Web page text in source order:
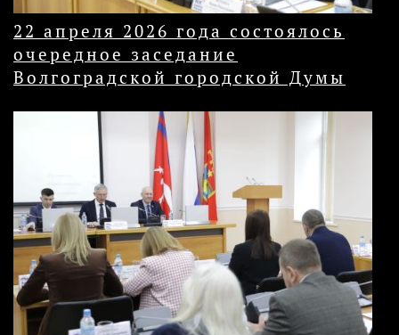
22 апреля 2026 года состоялось
очередное заседание
Волгоградской городской Думы